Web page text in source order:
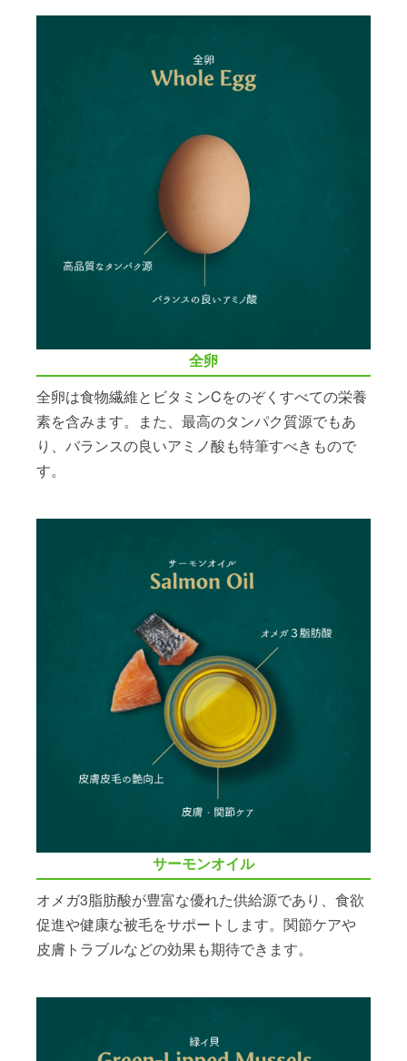
全卵
全卵は食物繊維とビタミンCをのぞくすべての栄養
素を含みます。また、最高のタンパク質源でもあ
り、バランスの良いアミノ酸も特筆すべきもので
す。
サーモンオイル
オメガ3脂肪酸が豊富な優れた供給源であり、食欲
促進や健康な被毛をサポートします。関節ケアや
皮膚トラブルなどの効果も期待できます。